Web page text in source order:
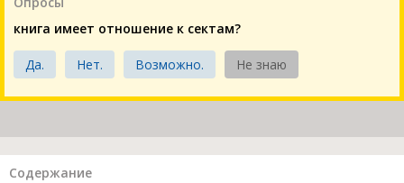
книга имеет отношение к сектам?
Да. Нет. Возможно. Не знаю
Содержание